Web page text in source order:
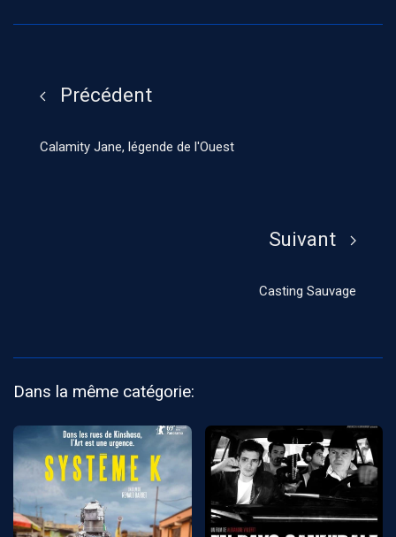
Précédent
Calamity Jane, légende de l'Ouest
Suivant
Casting Sauvage
Dans la même catégorie: